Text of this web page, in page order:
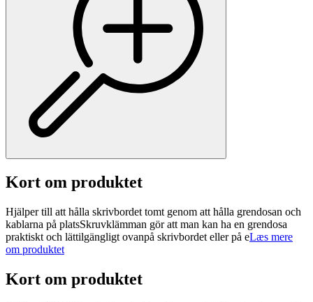
Kort om produktet
Hjälper till att hålla skrivbordet tomt genom att hålla grendosan och
kablarna på platsSkruvklämman gör att man kan ha en grendosa
praktiskt och lättilgängligt ovanpå skrivbordet eller på eLæs mere
om produktet
Kort om produktet